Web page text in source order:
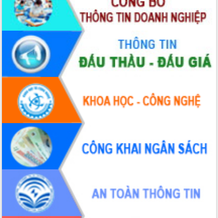
sầu riêng tại Đắk Lắk
Trình diễn nghệ thuật chế biến các
món ăn từ sầu riêng
Đắk Lắk công bố Quy hoạch và xúc
tiến đầu tư tỉnh
Ngành cá ngừ Đắk Lắk chủ động thích
ứng để giữ vững thị trường xuất khẩu
Diễn đàn Kinh tế tư nhân Việt Nam đột
phá cơ chế - Hợp tác công tư
Đề án 06 tạo bước ngoặt đột phá trong
cải cách hành chính tỉnh Đắk Lắk
Kết nối tour, đẩy mạnh chuyển đổi số
để phát triển du lịch Đắk Lắk
Khởi động Dự án Đầu tư xây dựng hạ
tầng kỹ thuật Cụm công nghiệp Tân
Tiến
Gặp mặt các cơ quan báo chí nhân Kỷ
niệm 101 năm Ngày Báo chí Cách
mạng Việt Nam
Đắk Lắk sơ kết 4 năm triển khai thực